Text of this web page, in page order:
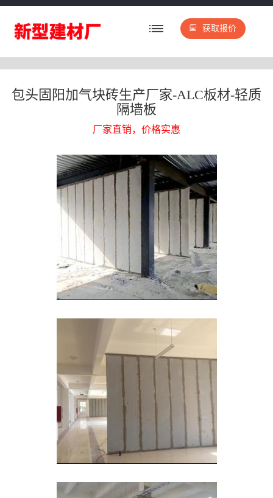
获取报价
包头固阳加气块砖生产厂家-ALC板材-轻质
隔墙板
厂家直销，价格实惠